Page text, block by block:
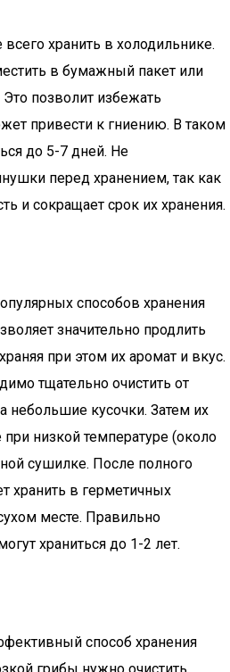
хранить в холодильнике.
в бумажный пакет или
позволит избежать
привести к гниению. В таком
до 5-7 дней. Не
перед хранением, так как
и сокращает срок их хранения.
способов хранения
значительно продлить
при этом их аромат и вкус.
тщательно очистить от
небольшие кусочки. Затем их
низкой температуре (около
сушилке. После полного
хранить в герметичных
месте. Правильно
храниться до 1-2 лет.
способ хранения